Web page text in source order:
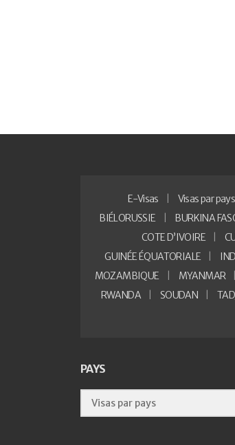
E-Visas Visas par pays
BIÉLORUSSIE
BURKINA
COTE D’IVOIRE
GUINÉE ÉQUATORIALE
MOZAMBIQUE
MYANMAR
RWANDA
SOUDAN
PAYS